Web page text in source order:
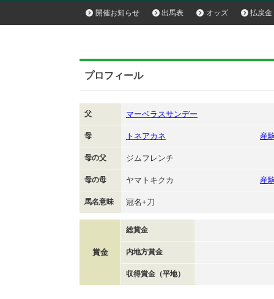
開催お知らせ 出馬表 オッズ 払戻金
プロフィール
父 マーベラスサンデー
母 トネアカネ 産
母の父 ジムフレンチ
母の母 ヤマトキクカ 産
馬名意味 冠名+刀
賞金
総賞金
内地方賞金
収得賞金（平地）